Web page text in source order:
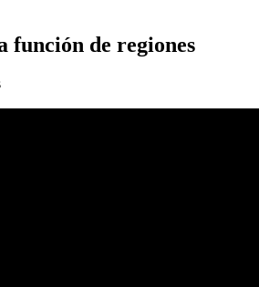
función de regiones